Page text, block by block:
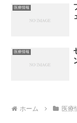
医療情報
医療情報
ホーム 医療